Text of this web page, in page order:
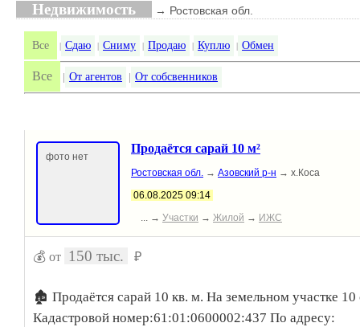
Недвижимость → Ростовская обл.
Все | Сдаю | Сниму | Продаю | Куплю | Обмен
Все От агентов От собсвенников
фото нет
Продаётся сарай 10 м²
Ростовская обл. → Азовский р-н → х.Коса
06.08.2025 09:14
... → Участки → Жилой → ИЖС
💰 от 150 тыс. ₽
🏚 Продаётся сарай 10 кв. м. На земельном участке 10
Кадастровой номер:61:01:0600002:437 По адресу: